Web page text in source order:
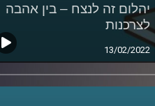
יהלום זה לנצח – בין אהבה
לצרכנות
13/02/2022